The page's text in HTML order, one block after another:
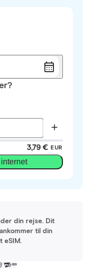
3,79 € EUR
din rejse. Dit
til din
eSIM.